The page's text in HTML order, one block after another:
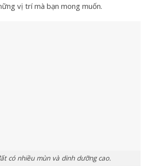
vị trí mà bạn mong muốn.
có nhiều mùn và dinh dưỡng cao.